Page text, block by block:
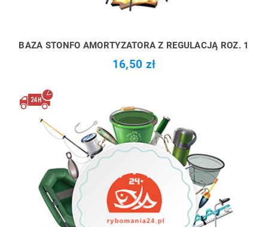
BAZA STONFO AMORTYZATORA Z REGULACJĄ ROZ. 1
16,50 zł